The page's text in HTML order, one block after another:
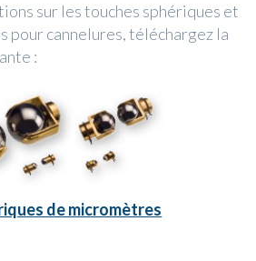
sur les touches sphériques et
pour cannelures, téléchargez la
:
de micromètres